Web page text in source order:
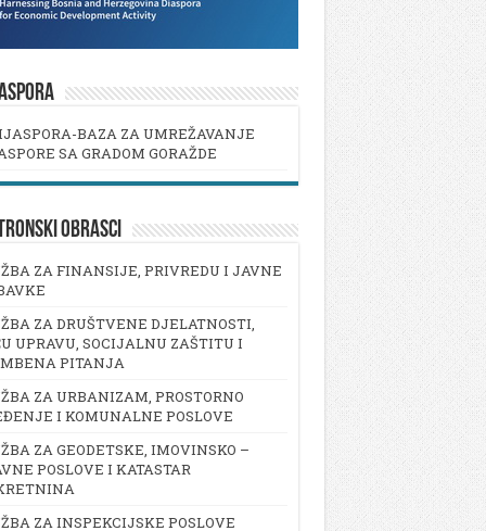
BAZA ZA UMREŽAVANJE
SA GRADOM GORAŽDE
OBRASCI
ZA FINANSIJE, PRIVREDU I JAVNE
ZA DRUŠTVENE DJELATNOSTI,
UPRAVU, SOCIJALNU ZAŠTITU I
PITANJA
ZA URBANIZAM, PROSTORNO
I KOMUNALNE POSLOVE
ZA GEODETSKE, IMOVINSKO –
POSLOVE I KATASTAR
ZA INSPEKCIJSKE POSLOVE